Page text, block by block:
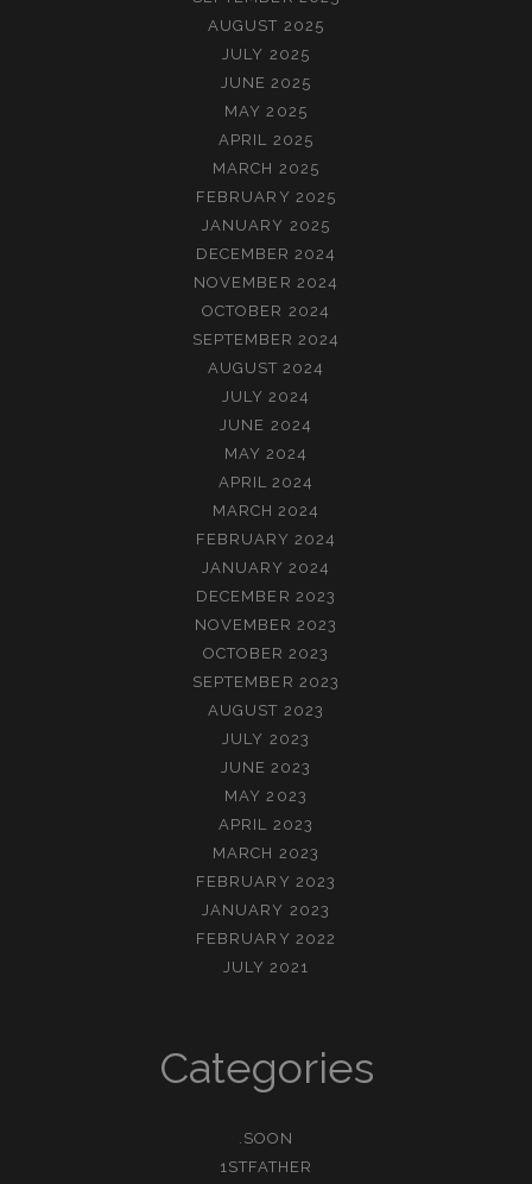
AUGUST 2025
JULY 2025
JUNE 2025
MAY 2025
APRIL 2025
MARCH 2025
FEBRUARY 2025
JANUARY 2025
DECEMBER 2024
NOVEMBER 2024
OCTOBER 2024
SEPTEMBER 2024
AUGUST 2024
JULY 2024
JUNE 2024
MAY 2024
APRIL 2024
MARCH 2024
FEBRUARY 2024
JANUARY 2024
DECEMBER 2023
NOVEMBER 2023
OCTOBER 2023
SEPTEMBER 2023
AUGUST 2023
JULY 2023
JUNE 2023
MAY 2023
APRIL 2023
MARCH 2023
FEBRUARY 2023
JANUARY 2023
FEBRUARY 2022
JULY 2021
Categories
.SOON
1STFATHER